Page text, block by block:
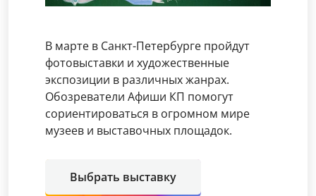
В марте в Санкт-Петербурге пройдут
фотовыставки и художественные
экспозиции в различных жанрах.
Обозреватели Афиши КП помогут
сориентироваться в огромном мире
музеев и выставочных площадок.
Выбрать выставку